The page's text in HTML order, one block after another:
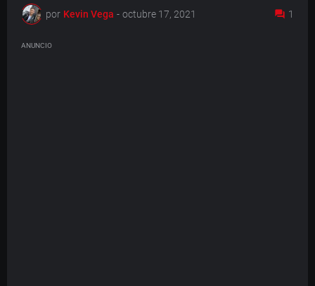
por Kevin Vega - octubre 17, 2021 1
ANUNCIO